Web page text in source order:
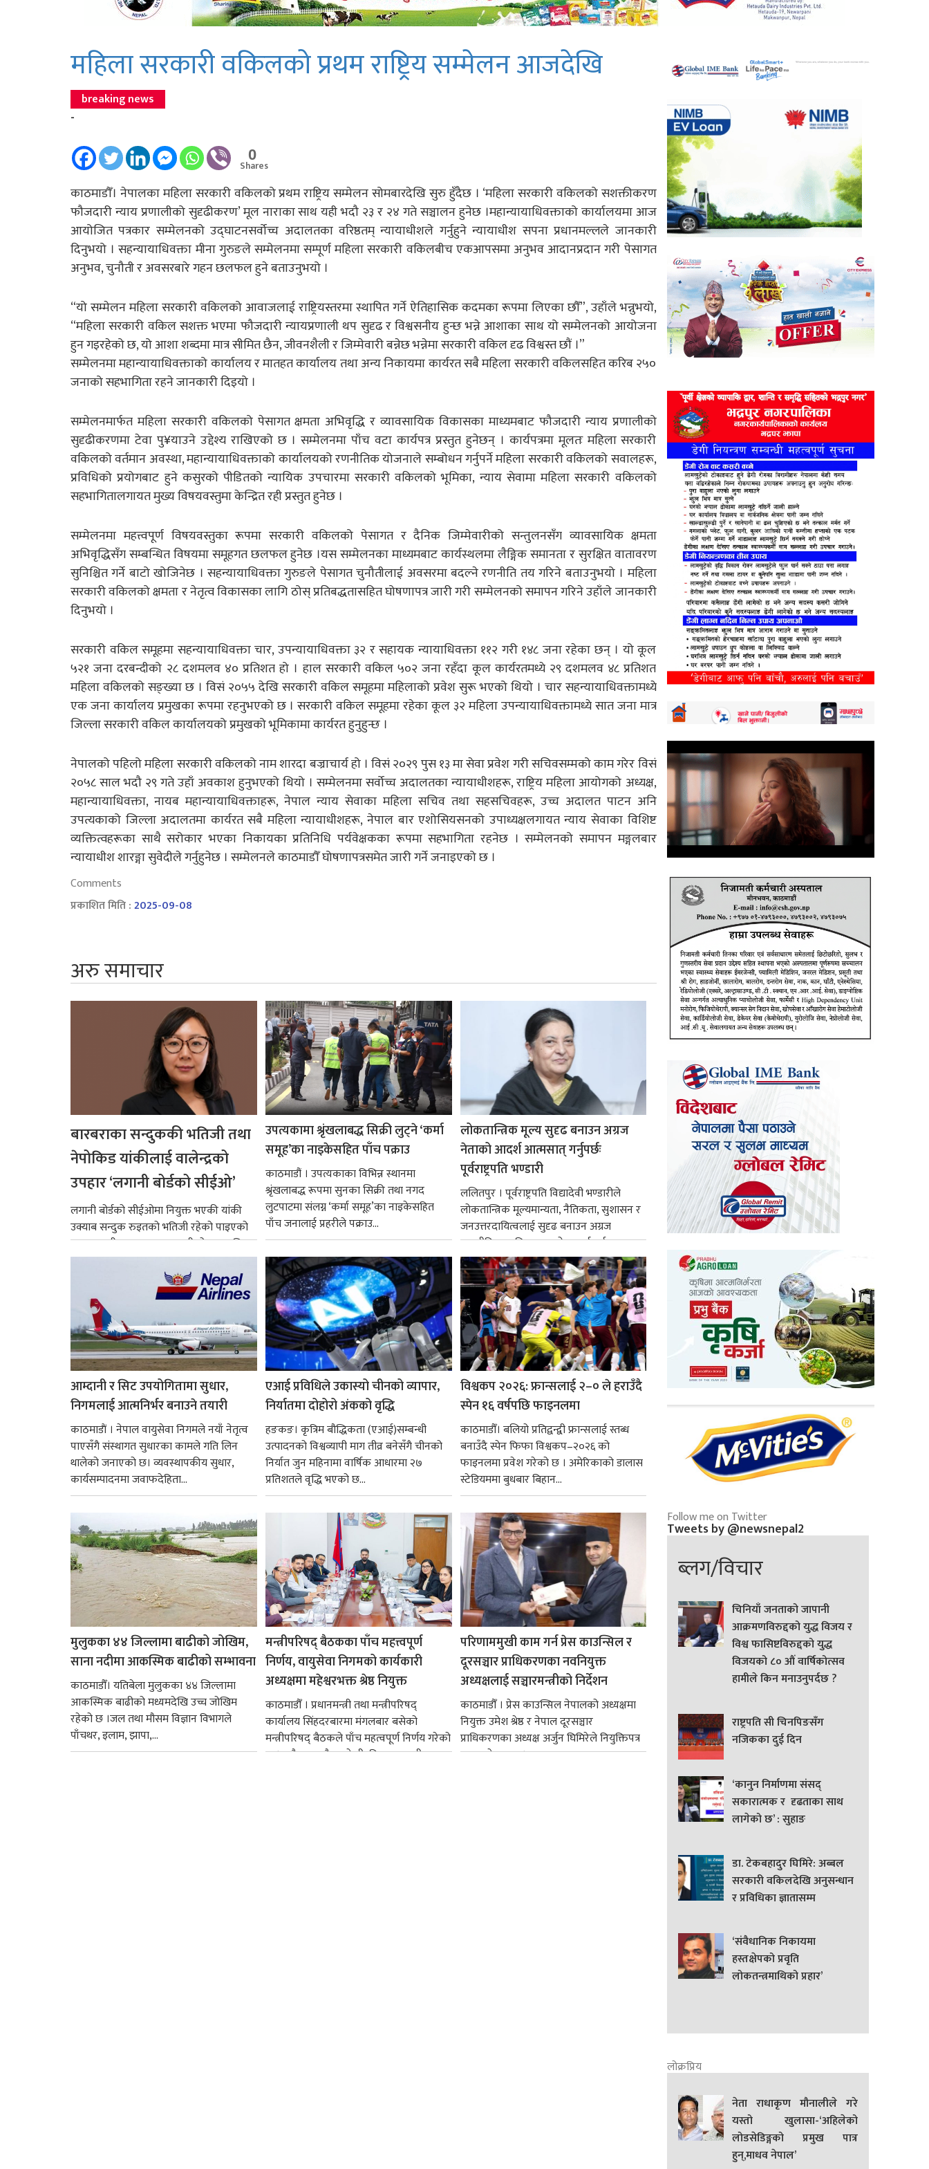
महिला सरकारी वकिलको प्रथम राष्ट्रिय सम्मेलन आजदेखि
breaking news
-
0
Shares
काठमाडौँ। नेपालका महिला सरकारी वकिलको प्रथम राष्ट्रिय सम्मेलन सोमबारदेखि सुरु हुँदैछ । ‘महिला सरकारी वकिलको सशक्तीकरण
फौजदारी न्याय प्रणालीको सुदृढीकरण’ मूल नाराका साथ यही भदौ २३ र २४ गते सञ्चालन हुनेछ ।महान्यायाधिवक्ताको कार्यालयमा आज
आयोजित पत्रकार सम्मेलनको उद्घाटनसर्वोच्च अदालतका वरिष्ठतम् न्यायाधीशले गर्नुहुने न्यायाधीश सपना प्रधानमल्लले जानकारी
दिनुभयो । सहन्यायाधिवक्ता मीना गुरुङले सम्मेलनमा सम्पूर्ण महिला सरकारी वकिलबीच एकआपसमा अनुभव आदानप्रदान गरी पेसागत
अनुभव, चुनौती र अवसरबारे गहन छलफल हुने बताउनुभयो ।
“यो सम्मेलन महिला सरकारी वकिलको आवाजलाई राष्ट्रियस्तरमा स्थापित गर्ने ऐतिहासिक कदमका रूपमा लिएका छौँ”, उहाँले भन्नुभयो,
“महिला सरकारी वकिल सशक्त भएमा फौजदारी न्यायप्रणाली थप सुदृढ र विश्वसनीय हुन्छ भन्ने आशाका साथ यो सम्मेलनको आयोजना
हुन गइरहेको छ, यो आशा शब्दमा मात्र सीमित छैन, जीवनशैली र जिम्मेवारी बन्नेछ भन्नेमा सरकारी वकिल दृढ विश्वस्त छाैं ।”
सम्मेलनमा महान्यायाधिवक्ताको कार्यालय र मातहत कार्यालय तथा अन्य निकायमा कार्यरत सबै महिला सरकारी वकिलसहित करिब २५०
जनाको सहभागिता रहने जानकारी दिइयो ।
सम्मेलनमार्फत महिला सरकारी वकिलको पेसागत क्षमता अभिवृद्धि र व्यावसायिक विकासका माध्यमबाट फौजदारी न्याय प्रणालीको
सुदृढीकरणमा टेवा पु¥याउने उद्देश्य राखिएको छ । सम्मेलनमा पाँच वटा कार्यपत्र प्रस्तुत हुनेछन् । कार्यपत्रमा मूलतः महिला सरकारी
वकिलको वर्तमान अवस्था, महान्यायाधिवक्ताको कार्यालयको रणनीतिक योजनाले सम्बोधन गर्नुपर्ने महिला सरकारी वकिलको सवालहरू,
प्रविधिको प्रयोगबाट हुने कसुरको पीडितको न्यायिक उपचारमा सरकारी वकिलको भूमिका, न्याय सेवामा महिला सरकारी वकिलको
सहभागितालगायत मुख्य विषयवस्तुमा केन्द्रित रही प्रस्तुत हुनेछ ।
सम्मेलनमा महत्त्वपूर्ण विषयवस्तुका रूपमा सरकारी वकिलको पेसागत र दैनिक जिम्मेवारीको सन्तुलनसँग व्यावसायिक क्षमता
अभिवृद्धिसँग सम्बन्धित विषयमा समूहगत छलफल हुनेछ ।यस सम्मेलनका माध्यमबाट कार्यस्थलमा लैङ्गिक समानता र सुरक्षित वातावरण
सुनिश्चित गर्ने बाटो खोजिनेछ । सहन्यायाधिवक्ता गुरुङले पेसागत चुनौतीलाई अवसरमा बदल्ने रणनीति तय गरिने बताउनुभयो । महिला
सरकारी वकिलको क्षमता र नेतृत्व विकासका लागि ठोस् प्रतिबद्धतासहित घोषणापत्र जारी गरी सम्मेलनको समापन गरिने उहाँले जानकारी
दिनुभयो ।
सरकारी वकिल समूहमा सहन्यायाधिवक्ता चार, उपन्यायाधिवक्ता ३२ र सहायक न्यायाधिवक्ता ११२ गरी १४८ जना रहेका छन् । यो कूल
५२१ जना दरबन्दीको २८ दशमलव ४० प्रतिशत हो । हाल सरकारी वकिल ५०२ जना रहँदा कूल कार्यरतमध्ये २९ दशमलव ४८ प्रतिशत
महिला वकिलको सङ्ख्या छ । विसं २०५५ देखि सरकारी वकिल समूहमा महिलाको प्रवेश सुरू भएको थियो । चार सहन्यायाधिवक्तामध्ये
एक जना कार्यालय प्रमुखका रूपमा रहनुभएको छ । सरकारी वकिल समूहमा रहेका कूल ३२ महिला उपन्यायाधिवक्तामध्ये सात जना मात्र
जिल्ला सरकारी वकिल कार्यालयको प्रमुखको भूमिकामा कार्यरत हुनुहुन्छ ।
नेपालको पहिलो महिला सरकारी वकिलको नाम शारदा बज्राचार्य हो । विसं २०२९ पुस १३ मा सेवा प्रवेश गरी सचिवसम्मको काम गरेर विसं
२०५८ साल भदौ २९ गते उहाँ अवकाश हुनुभएको थियो । सम्मेलनमा सर्वोच्च अदालतका न्यायाधीशहरू, राष्ट्रिय महिला आयोगको अध्यक्ष,
महान्यायाधिवक्ता, नायब महान्यायाधिवक्ताहरू, नेपाल न्याय सेवाका महिला सचिव तथा सहसचिवहरू, उच्च अदालत पाटन अनि
उपत्यकाको जिल्ला अदालतमा कार्यरत सबै महिला न्यायाधीशहरू, नेपाल बार एशोसियसनको उपाध्यक्षलगायत न्याय सेवाका विशिष्ट
व्यक्तित्वहरूका साथै सरोकार भएका निकायका प्रतिनिधि पर्यवेक्षकका रूपमा सहभागिता रहनेछ । सम्मेलनको समापन मङ्गलबार
न्यायाधीश शारङ्गा सुवेदीले गर्नुहुनेछ । सम्मेलनले काठमाडौँ घोषणापत्रसमेत जारी गर्ने जनाइएको छ ।
Comments
प्रकाशित मिति :2025-09-08
अरु समाचार
बारबराका सन्दुककी भतिजी तथा
नेपोकिड यांकीलाई वालेन्द्रको
उपहार ‘लगानी बोर्डको सीईओ’
लगानी बोर्डको सीईओमा नियुक्त भएकी यांकी
उक्याब सन्दुक रुइतको भतिजी रहेको पाइएको
छ। तत्कालीन समयमा महाकालीको अञ्चलाधिश
नै बनेका जोन...
उपत्यकामा श्रृंखलाबद्ध सिक्री लुट्ने ‘कर्मा
समूह’का नाइकेसहित पाँच पक्राउ
काठमाडौं । उपत्यकाका विभिन्न स्थानमा
श्रृंखलाबद्ध रूपमा सुनका सिक्री तथा नगद
लुटपाटमा संलग्न ‘कर्मा समूह’का नाइकेसहित
पाँच जनालाई प्रहरीले पक्राउ...
लोकतान्त्रिक मूल्य सुदृढ बनाउन अग्रज
नेताको आदर्श आत्मसात् गर्नुपर्छः
पूर्वराष्ट्रपति भण्डारी
ललितपुर । पूर्वराष्ट्रपति विद्यादेवी भण्डारीले
लोकतान्त्रिक मूल्यमान्यता, नैतिकता, सुशासन र
जनउत्तरदायित्वलाई सुदृढ बनाउन अग्रज
राजनीतिक व्यक्तित्वहरूको आदर्शलाई आत्मसात्
गर्न आवश्यक...
आम्दानी र सिट उपयोगितामा सुधार,
निगमलाई आत्मनिर्भर बनाउने तयारी
काठमाडाैं । नेपाल वायुसेवा निगमले नयाँ नेतृत्व
पाएसँगै संस्थागत सुधारका कामले गति लिन
थालेको जनाएको छ। व्यवस्थापकीय सुधार,
कार्यसम्पादनमा जवाफदेहिता...
एआई प्रविधिले उकास्यो चीनको व्यापार,
निर्यातमा दोहोरो अंकको वृद्धि
हङकङ। कृत्रिम बौद्धिकता (एआई)सम्बन्धी
उत्पादनको विश्वव्यापी माग तीव्र बनेसँगै चीनको
निर्यात जुन महिनामा वार्षिक आधारमा २७
प्रतिशतले वृद्धि भएको छ...
विश्वकप २०२६: फ्रान्सलाई २–० ले हराउँदै
स्पेन १६ वर्षपछि फाइनलमा
काठमाडौँ। बलियो प्रतिद्वन्द्वी फ्रान्सलाई स्तब्ध
बनाउँदै स्पेन फिफा विश्वकप–२०२६ को
फाइनलमा प्रवेश गरेको छ । अमेरिकाको डालास
स्टेडियममा बुधबार बिहान...
मुलुकका ४४ जिल्लामा बाढीको जोखिम,
साना नदीमा आकस्मिक बाढीको सम्भावना
काठमाडौँ। यतिबेला मुलुकका ४४ जिल्लामा
आकस्मिक बाढीको मध्यमदेखि उच्च जोखिम
रहेको छ ।जल तथा मौसम विज्ञान विभागले
पाँचथर, इलाम, झापा,...
मन्त्रीपरिषद् बैठकका पाँच महत्त्वपूर्ण
निर्णय, वायुसेवा निगमको कार्यकारी
अध्यक्षमा महेश्वरभक्त श्रेष्ठ नियुक्त
काठमाडौँ । प्रधानमन्त्री तथा मन्त्रीपरिषद्
कार्यालय सिंहदरबारमा मंगलबार बसेको
मन्त्रीपरिषद् बैठकले पाँच महत्वपूर्ण निर्णय गरेको
छ । यसैक्रममा बैडकले बीउबिजनसम्बन्धी...
परिणाममुखी काम गर्न प्रेस काउन्सिल र
दूरसञ्चार प्राधिकरणका नवनियुक्त
अध्यक्षलाई सञ्चारमन्त्रीको निर्देशन
काठमाडौँ । प्रेस काउन्सिल नेपालको अध्यक्षमा
नियुक्त उमेश श्रेष्ठ र नेपाल दूरसञ्चार
प्राधिकरणका अध्यक्ष अर्जुन घिमिरेले नियुक्तिपत्र
ग्रहण गरेका छन्।...
Follow me on Twitter
Tweets by @newsnepal2
ब्लग/विचार
चिनियाँ जनताको जापानी
आक्रमणविरुद्दको युद्ध विजय र
विश्व फासिष्टविरुद्दको युद्ध
विजयको ८० औं वार्षिकोत्सव
हामीले किन मनाउनुपर्दछ ?
राष्ट्रपति सी चिनपिङसँग
नजिकका दुई दिन
‘कानुन निर्माणमा संसद्
सकारात्मक र दृढताका साथ
लागेको छ’ : सुहाङ
डा. टेकबहादुर घिमिरे: अब्बल
सरकारी वकिलदेखि अनुसन्धान
र प्रविधिका ज्ञातासम्म
‘संवैधानिक निकायमा
हस्तक्षेपको प्रवृति
लोकतन्त्रमाथिको प्रहार’
लोक्रप्रिय
नेता राधाकृण मौनालीले गरे
यस्तो खुलासा-‘अहिलेको
लोडसेडिङ्गको प्रमुख पात्र
हुन्,माधव नेपाल’